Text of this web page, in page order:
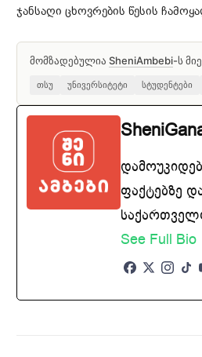
ჯანსაღი ცხოვრების წესის
მომზადებულია SheniAmbebi-ს
თსუ უნივერსიტეტი სტუდენტები
ფაქტებზე
See Full Bio